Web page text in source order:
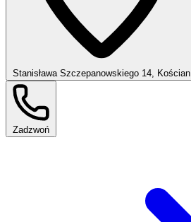
Stanisława Szczepanowskiego 14, Kościan
Zadzwoń